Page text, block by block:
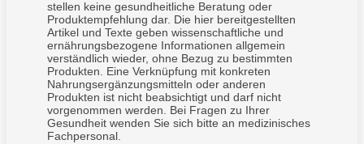
stellen keine gesundheitliche Beratung oder
Produktempfehlung dar. Die hier bereitgestellten
Artikel und Texte geben wissenschaftliche und
ernährungsbezogene Informationen allgemein
verständlich wieder, ohne Bezug zu bestimmten
Produkten. Eine Verknüpfung mit konkreten
Nahrungsergänzungsmitteln oder anderen
Produkten ist nicht beabsichtigt und darf nicht
vorgenommen werden. Bei Fragen zu Ihrer
Gesundheit wenden Sie sich bitte an medizinisches
Fachpersonal.